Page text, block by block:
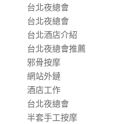
台北夜總會
台北夜總會
台北酒店介紹
台北夜總會推薦
邪骨按摩
網站外鏈
酒店工作
台北夜總會
半套手工按摩